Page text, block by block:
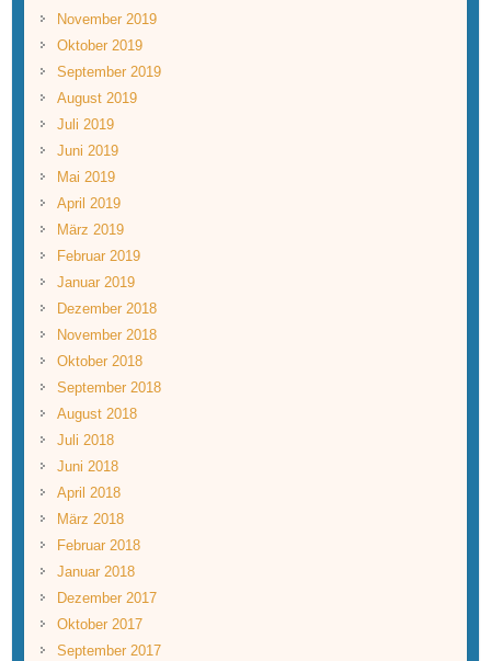
November 2019
Oktober 2019
September 2019
August 2019
Juli 2019
Juni 2019
Mai 2019
April 2019
März 2019
Februar 2019
Januar 2019
Dezember 2018
November 2018
Oktober 2018
September 2018
August 2018
Juli 2018
Juni 2018
April 2018
März 2018
Februar 2018
Januar 2018
Dezember 2017
Oktober 2017
September 2017